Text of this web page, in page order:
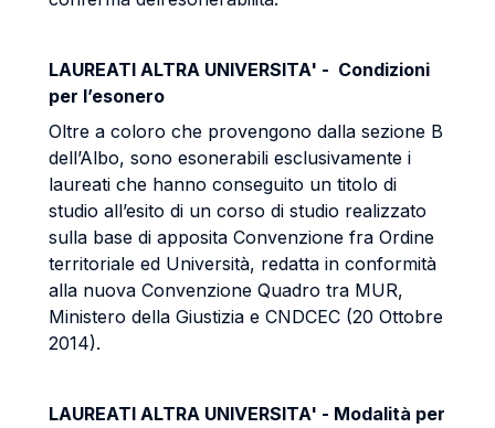
LAUREATI ALTRA UNIVERSITA' - Condizioni
per l’esonero
Oltre a coloro che provengono dalla sezione B
dell’Albo, sono esonerabili esclusivamente i
laureati che hanno conseguito un titolo di
studio all’esito di un corso di studio realizzato
sulla base di apposita Convenzione fra Ordine
territoriale ed Università, redatta in conformità
alla nuova Convenzione Quadro tra MUR,
Ministero della Giustizia e CNDCEC (20 Ottobre
2014).
LAUREATI ALTRA UNIVERSITA' - Modalità per